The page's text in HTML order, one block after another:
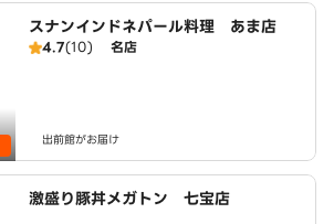
スナンインドネパール料理 あま店
4.7(10) 名店
出前館がお届け
激盛り豚丼メガトン 七宝店